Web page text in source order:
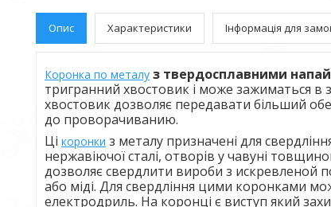
Опис Характеристики Інформація для
Коронка по металу з твердосплавними
тригранний хвостовик і може зажиматься
хвостовик дозволяє передавати більший
до проворачиванию.
Ці коронки з металу призначені для
нержавіючої сталі, отворів у чавуні
дозволяє свердлити вироби з искревленой
або міді. Для свердління цими коронками
електродриль. На коронці є виступ який